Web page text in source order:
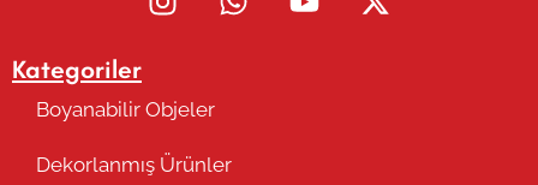
Kategoriler
Boyanabilir Objeler
Dekorlanmış Ürünler